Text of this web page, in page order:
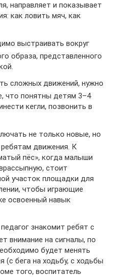
направляет и показывает
как ловить мяч, как
выстраивать вокруг
образа, представленного
сложных движений, нужно
что понятны детям 3–4
кегли, позвонить в
не только новые, но
движения. К
пёс», когда малыши
стоит
участок площадки для
чтобы играющие
освоенный навык
знакомит ребят с
внимание на сигналы, по
будет менять
(с бега на ходьбу, с ходьбы
того, воспитатель